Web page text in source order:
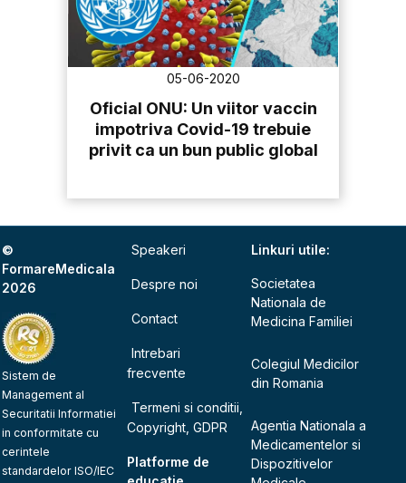
05-06-2020
Oficial ONU: Un viitor vaccin
impotriva Covid-19 trebuie
privit ca un bun public global
©
FormareMedicala
2026
Sistem de
Management al
Securitatii Informatiei
in conformitate cu
cerintele
standardelor ISO/IEC
Speakeri
Despre noi
Contact
Intrebari
frecvente
Termeni si conditii,
Copyright, GDPR
Platforme de
Linkuri utile:
Societatea
Nationala de
Medicina Familiei
Colegiul Medicilor
din Romania
Agentia Nationala a
Medicamentelor si
Dispozitivelor